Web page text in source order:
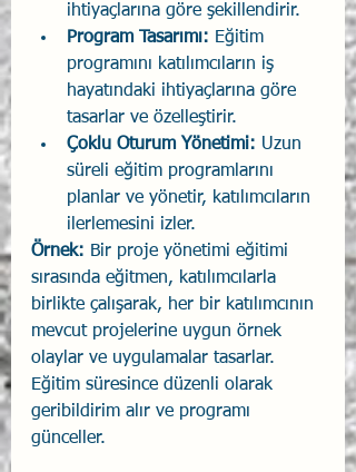
ihtiyaçlarına göre şekillendirir.
Program Tasarımı: Eğitim
programını katılımcıların iş
hayatındaki ihtiyaçlarına göre
tasarlar ve özelleştirir.
Çoklu Oturum Yönetimi: Uzun
süreli eğitim programlarını
planlar ve yönetir, katılımcıların
ilerlemesini izler.
Örnek: Bir proje yönetimi eğitimi
sırasında eğitmen, katılımcılarla
birlikte çalışarak, her bir katılımcının
mevcut projelerine uygun örnek
olaylar ve uygulamalar tasarlar.
Eğitim süresince düzenli olarak
geribildirim alır ve programı
günceller.